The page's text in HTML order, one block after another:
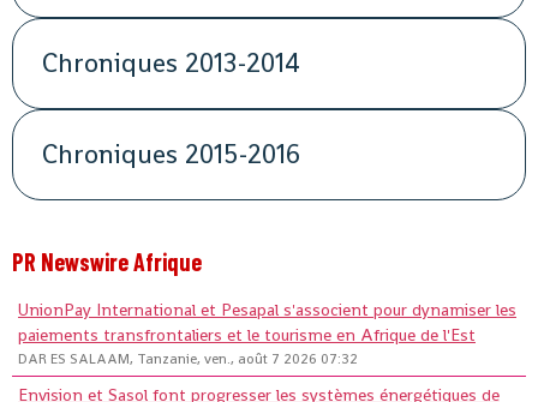
Chroniques 2013-2014
Chroniques 2015-2016
PR Newswire Afrique
UnionPay International et Pesapal s'associent pour dynamiser les
paiements transfrontaliers et le tourisme en Afrique de l'Est
DAR ES SALAAM, Tanzanie, ven., août 7 2026 07:32
Envision et Sasol font progresser les systèmes énergétiques de